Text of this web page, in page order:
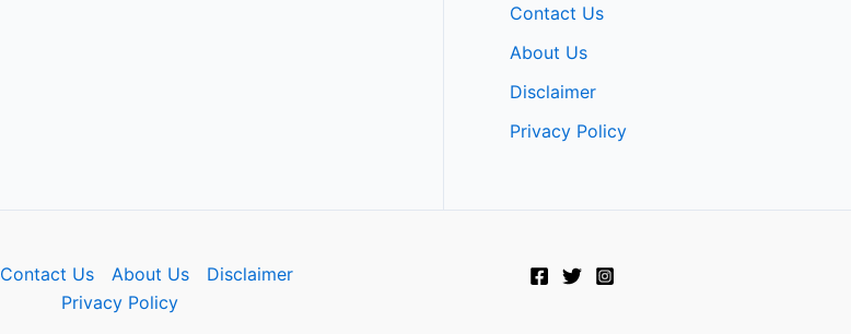
Contact Us
About Us
Disclaimer
Privacy Policy
Contact Us About Us
Disclaimer
Privacy Policy